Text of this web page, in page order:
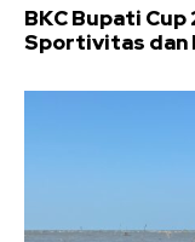
BKC Bupati Cup
Sportivitas dan